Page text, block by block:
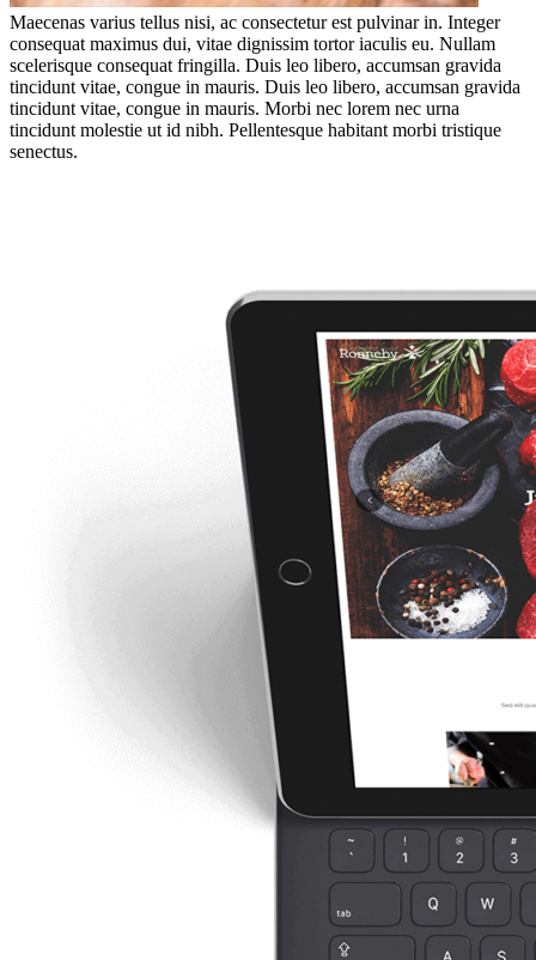
Maecenas varius tellus nisi, ac consectetur est pulvinar in. Integer
consequat maximus dui, vitae dignissim tortor iaculis eu. Nullam
scelerisque consequat fringilla. Duis leo libero, accumsan gravida
tincidunt vitae, congue in mauris. Duis leo libero, accumsan gravida
tincidunt vitae, congue in mauris. Morbi nec lorem nec urna
tincidunt molestie ut id nibh. Pellentesque habitant morbi tristique
senectus.